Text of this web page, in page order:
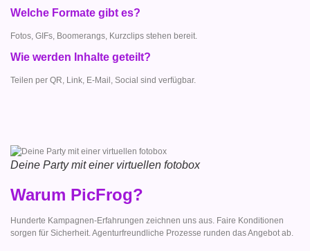
Welche Formate gibt es?
Fotos, GIFs, Boomerangs, Kurzclips stehen bereit.
Wie werden Inhalte geteilt?
Teilen per QR, Link, E-Mail, Social sind verfügbar.
Deine Party mit einer virtuellen fotobox
Warum PicFrog?
Hunderte Kampagnen-Erfahrungen zeichnen uns aus. Faire Konditionen
sorgen für Sicherheit. Agenturfreundliche Prozesse runden das Angebot ab.